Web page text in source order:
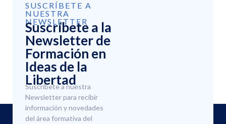
SUSCRÍBETE A
NUESTRA
NEWSLETTER
Suscríbete a la
Newsletter de
Formación en
Ideas de la
Libertad
Suscríbete a nuestra
Newsletter para recibir
información y novedades
del área formativa del